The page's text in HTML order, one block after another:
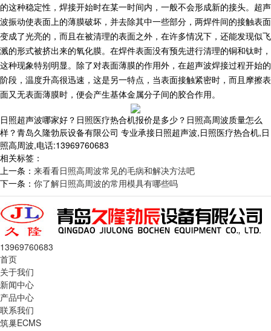
的这种稳定性，焊接开始时在某一时间内，一般不会形成新的接头。超声
波振动使表面上的薄膜破坏，并去除其中一些部分，两焊件间的接触表面
变成了光亮的，而且在被清理的表面之外，在许多情况下，还能发现似飞
溅的形式被挤出来的氧化膜。在焊件表面没有预先进行清理的铜和钛时，
这种现象特别明显。除了对表面薄膜的作用外，在超声波焊接过程开始的
阶段，温度升高很迅速，这是另一特点，当表面接触紧密时，而且摩擦表
面又无表面薄膜时，便会产生基体金属分子间的胶合作用。
日照超声波哪家好？日照医疗热合机报价是多少？日照高周波质量怎么
样？青岛久隆勃辰设备有限公司 专业承接日照超声波,日照医疗热合机,日
照高周波,电话:13969760683
相关标签：
上一条： 来看看日照高周波常见的毛病和解决方法吧
下一条： 你了解日照高周波的常用模具有哪些吗
13969760683
首页
关于我们
新闻中心
产品中心
联系我们
筑巢ECMS